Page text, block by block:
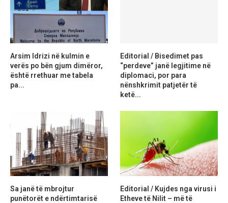
Arsim Idrizi në kulmin e
verës po bën gjum dimëror,
është rrethuar me tabela
pa...
Editorial / Bisedimet pas
“perdeve” janë legjitime në
diplomaci, por para
nënshkrimit patjetër të
ketë...
Sa janë të mbrojtur
punëtorët e ndërtimtarisë
Editorial / Kujdes nga virusi i
Etheve të Nilit – më të